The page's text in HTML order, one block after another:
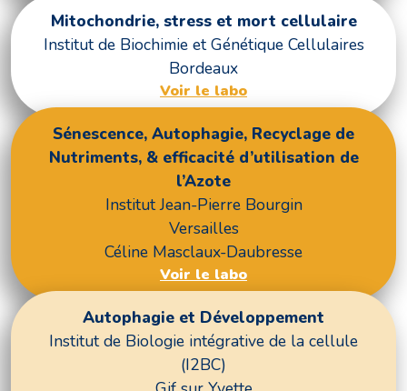
Mitochondrie, stress et mort cellulaire
Institut de Biochimie et Génétique Cellulaires
Bordeaux
Voir le labo
Sénescence, Autophagie, Recyclage de
Nutriments, & efficacité d’utilisation de
l’Azote
Institut Jean-Pierre Bourgin
Versailles
Céline Masclaux-Daubresse
Voir le labo
Autophagie et Développement
Institut de Biologie intégrative de la cellule
(I2BC)